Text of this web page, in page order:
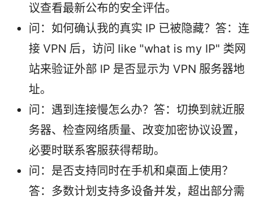
议查看最新公布的安全评估。
问：如何确认我的真实 IP 已被隐藏？答：连
接 VPN 后，访问 like "what is my IP" 类网
站来验证外部 IP 是否显示为 VPN 服务器地
址。
问：遇到连接慢怎么办？答：切换到就近服
务器、检查网络质量、改变加密协议设置，
必要时联系客服获得帮助。
问：是否支持同时在手机和桌面上使用？
答：多数计划支持多设备并发，超出部分需